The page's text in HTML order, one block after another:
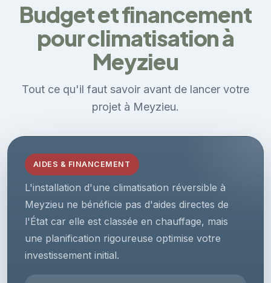
Budget et financement
pour climatisation à
Meyzieu
Tout ce qu'il faut savoir avant de lancer votre
projet à Meyzieu.
AIDES & FINANCEMENT
L'installation d'une climatisation réversible à
Meyzieu ne bénéficie pas d'aides directes de
l'État car elle est classée en chauffage, mais
une planification rigoureuse optimise votre
investissement initial.